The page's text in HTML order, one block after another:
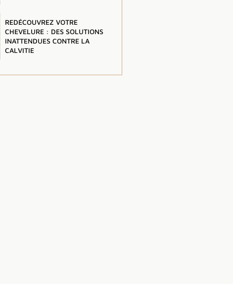
REDÉCOUVREZ VOTRE
CHEVELURE : DES SOLUTIONS
INATTENDUES CONTRE LA
CALVITIE